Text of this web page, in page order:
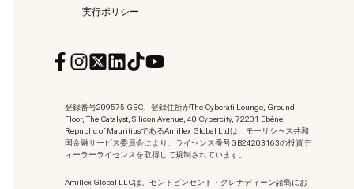
実行ポリシー
登録番号209575 GBC、登録住所がThe Cyberati Lounge, Ground
Floor, The Catalyst, Silicon Avenue, 40 Cybercity, 72201 Ebène,
Republic of MauritiusであるAmillex Global Ltdは、モーリシャス共和
国金融サービス委員会により、ライセンス番号GB24203163の投資デ
ィーラーライセンスを取得して規制されています。
Amillex Global LLCは、セントビンセント・グレナディーン諸島にお